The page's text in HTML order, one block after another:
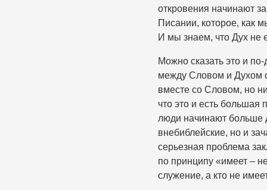
откровения начинают
Писании, которое, как
И мы знаем, что Дух не
Можно сказать это и
между Словом и Духом
вместе со Словом, но
что это и есть большая
люди начинают больше
внебиблейские, но и
серьезная проблема
по принципу «имеет –
служение, а кто не